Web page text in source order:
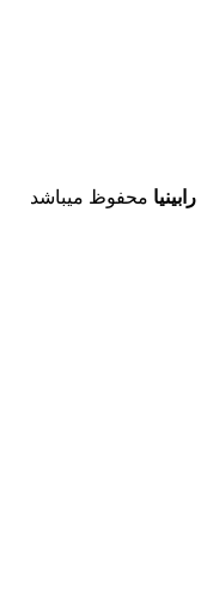
رابینیا محفوظ میباشد